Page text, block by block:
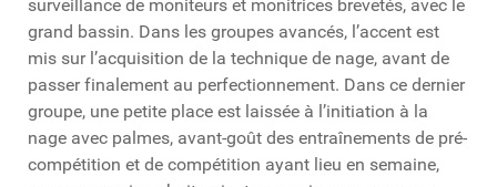
surveillance de moniteurs et monitrices brevetés, avec le
grand bassin. Dans les groupes avancés, l’accent est
mis sur l’acquisition de la technique de nage, avant de
passer finalement au perfectionnement. Dans ce dernier
groupe, une petite place est laissée à l’initiation à la
nage avec palmes, avant-goût des entraînements de pré-
compétition et de compétition ayant lieu en semaine,